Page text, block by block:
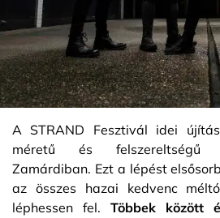
A STRAND Fesztivál idei
méretű és felszereltségű
Zamárdiban. Ezt a lépést
az összes hazai kedvenc
léphessen fel. Többek között